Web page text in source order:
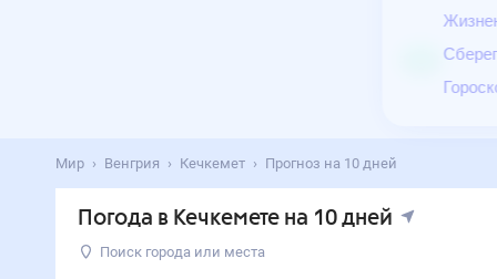
Мир Венгрия Кечкемет Прогноз на 10 дней
Погода в Кечкемете на 10 дней
Поиск города или места